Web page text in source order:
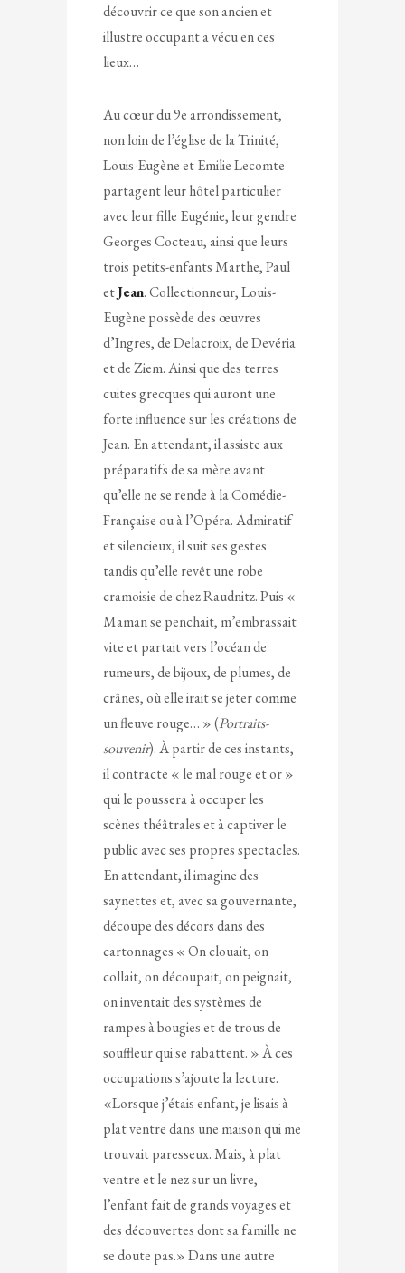
découvrir ce que son ancien et
illustre occupant a vécu en ces
lieux…
Au cœur du 9e arrondissement,
non loin de l’église de la Trinité,
Louis-Eugène et Emilie Lecomte
partagent leur hôtel particulier
avec leur fille Eugénie, leur gendre
Georges Cocteau, ainsi que leurs
trois petits-enfants Marthe, Paul
etJean. Collectionneur, Louis-
Eugène possède des œuvres
d’Ingres, de Delacroix, de Devéria
et de Ziem. Ainsi que des terres
cuites grecques qui auront une
forte influence sur les créations de
Jean. En attendant, il assiste aux
préparatifs de sa mère avant
qu’elle ne se rende à la Comédie-
Française ou à l’Opéra. Admiratif
et silencieux, il suit ses gestes
tandis qu’elle revêt une robe
cramoisie de chez Raudnitz. Puis «
Maman se penchait, m’embrassait
vite et partait vers l’océan de
rumeurs, de bijoux, de plumes, de
crânes, où elle irait se jeter comme
un fleuve rouge… » (Portraits-
souvenir). À partir de ces instants,
il contracte « le mal rouge et or »
qui le poussera à occuper les
scènes théâtrales et à captiver le
public avec ses propres spectacles.
En attendant, il imagine des
saynettes et, avec sa gouvernante,
découpe des décors dans des
cartonnages « On clouait, on
collait, on découpait, on peignait,
on inventait des systèmes de
rampes à bougies et de trous de
souffleur qui se rabattent. » À ces
occupations s’ajoute la lecture.
«Lorsque j’étais enfant, je lisais à
plat ventre dans une maison qui me
trouvait paresseux. Mais, à plat
ventre et le nez sur un livre,
l’enfant fait de grands voyages et
des découvertes dont sa famille ne
se doute pas.» Dans une autre